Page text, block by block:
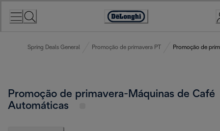
Accessibility
Spring Deals General Promoção de primavera PT Promoção de
Promoção de primavera-Máquinas de Café
Automáticas